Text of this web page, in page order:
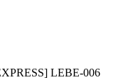
LEBE-006